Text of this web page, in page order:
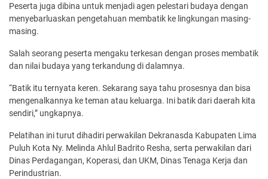
Peserta juga dibina untuk menjadi agen pelestari budaya dengan
menyebarluaskan pengetahuan membatik ke lingkungan masing-
masing.
Salah seorang peserta mengaku terkesan dengan proses membatik
dan nilai budaya yang terkandung di dalamnya.
“Batik itu ternyata keren. Sekarang saya tahu prosesnya dan bisa
mengenalkannya ke teman atau keluarga. Ini batik dari daerah kita
sendiri,” ungkapnya.
Pelatihan ini turut dihadiri perwakilan Dekranasda Kabupaten Lima
Puluh Kota Ny. Melinda Ahlul Badrito Resha, serta perwakilan dari
Dinas Perdagangan, Koperasi, dan UKM, Dinas Tenaga Kerja dan
Perindustrian.